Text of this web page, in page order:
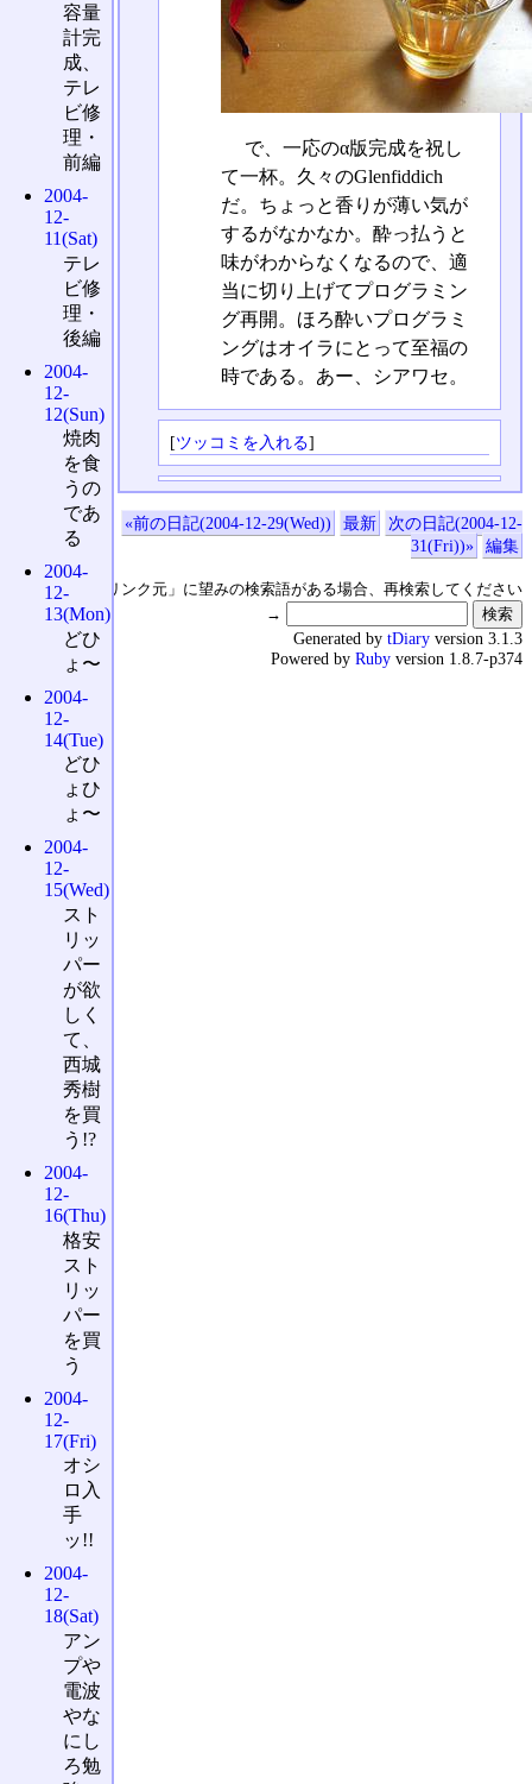
で、一応のα版完成を祝し
て一杯。久々のGlenfiddich
だ。ちょっと香りが薄い気が
するがなかなか。酔っ払うと
味がわからなくなるので、適
当に切り上げてプログラミン
グ再開。ほろ酔いプログラミ
ングはオイラにとって至福の
時である。あー、シアワセ。
[ツッコミを入れる]
«前の日記(2004-12-29(Wed)) 最新
次の日記(2004-12-
31(Fri))»
編集
↑の「本日のリンク元」に望みの検索語がある場合、再検索してください
→
容量
計完
成、
テレ
ビ修
理・
前編
2004-
12-
11(Sat)
テレ
ビ修
理・
後編
2004-
12-
12(Sun)
焼肉
を食
うの
であ
る
2004-
12-
13(Mon)
どひ
ょ〜
2004-
12-
14(Tue)
どひ
ょひ
ょ〜
2004-
12-
15(Wed)
スト
リッ
パー
が欲
しく
て、
西城
秀樹
を買
う!?
2004-
12-
16(Thu)
格安
スト
リッ
パー
を買
う
2004-
12-
17(Fri)
オシ
ロ入
手
ッ!!
2004-
12-
18(Sat)
アン
プや
電波
やな
にし
ろ勉
Generated by tDiary version 3.1.3
Powered by Ruby version 1.8.7-p374